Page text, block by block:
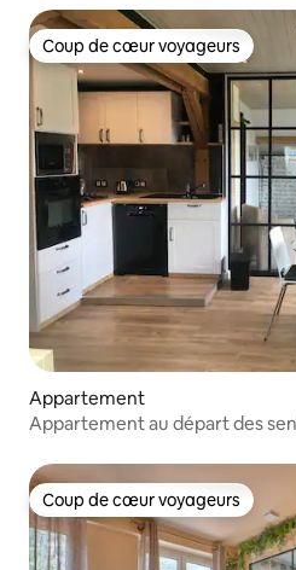
Coup de cœur voyageurs
Coup de cœur voyageurs
Appartement
Appartement au départ des
Coup de cœur voyageurs
Coup de cœur voyageurs